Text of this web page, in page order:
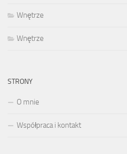
Wnętrze
Wnętrze
STRONY
O mnie
Współpraca i kontakt